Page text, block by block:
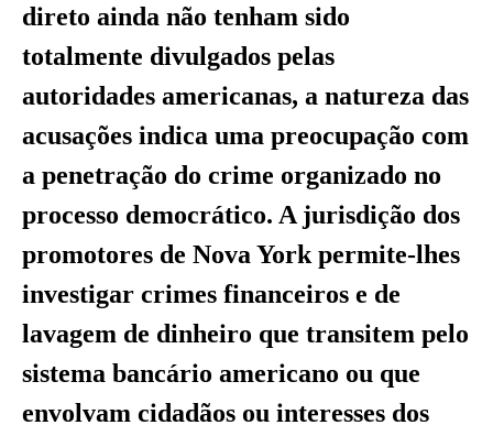
direto ainda não tenham sido
totalmente divulgados pelas
autoridades americanas, a natureza das
acusações indica uma preocupação com
a penetração do crime organizado no
processo democrático. A jurisdição dos
promotores de Nova York permite-lhes
investigar crimes financeiros e de
lavagem de dinheiro que transitem pelo
sistema bancário americano ou que
envolvam cidadãos ou interesses dos